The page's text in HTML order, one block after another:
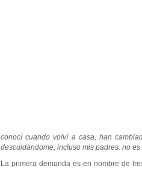
conocí cuando volví a casa, han
descuidándome, incluso mis padres. no
La primera demanda es en nombre de